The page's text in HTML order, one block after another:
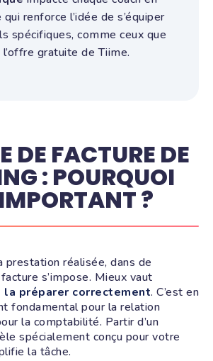
qui renforce l’idée de s’équiper
spécifiques, comme ceux que
gratuite de Tiime.
DE FACTURE DE
: POURQUOI
?
prestation réalisée, dans de
s’impose. Mieux vaut
la préparer correctement. C’est en
fondamental pour la relation
la comptabilité. Partir d’un
spécialement conçu pour votre
la tâche.